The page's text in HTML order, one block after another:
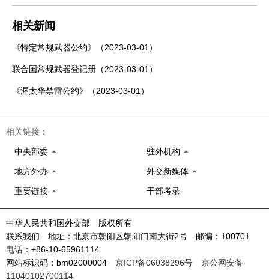
相关新闻
《特定常规武器公约》（2023-03-01）
联合国常规武器登记册（2023-03-01）
《渥太华禁雷公约》（2023-03-01）
相关链接：
中央部委 驻外机构
地方外办 外交新媒体
重要链接 干部考录
中华人民共和国外交部 版权所有
联系我们 地址：北京市朝阳区朝阳门南大街2号 邮编：100701
电话：+86-10-65961114
网站标识码：bm02000004 京ICP备06038296号
京公网安备
11040102700114